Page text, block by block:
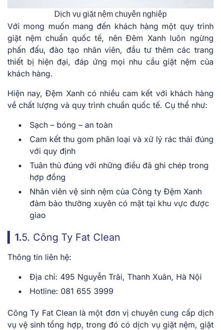
Dịch vụ giặt nệm chuyên nghiệp
Với mong muốn mang đến khách hàng một quy trình
giặt nệm chuẩn quốc tế, nên Đêm Xanh luôn ngừng
phấn đấu, đào tạo nhân viên, đầu tư thêm các trang
thiết bị hiện đại, đáp ứng mọi nhu cầu giặt nệm của
khách hàng.
Hiện nay, Đệm Xanh có nhiều cam kết với khách hàng
về chất lượng và quy trình chuẩn quốc tế. Cụ thể như:
Sạch – bóng – an toàn
Cam kết thu gom phân loại và xử lý rác thải đúng
với quy định
Tuân thủ đúng với những điều đã ghi chép trong
hợp đồng
Nhân viên vệ sinh nệm của Công ty Đệm Xanh
đảm bảo thường xuyên có mặt tại khu vực được
giao
1.5. Công Ty Fat Clean
Thông tin liên hệ:
Địa chỉ: 495 Nguyễn Trãi, Thanh Xuân, Hà Nội
Hotline: 081 655 3999
Công Ty Fat Clean là một đơn vị chuyên cung cấp dịch
vụ vệ sinh tổng hợp, trong đó có dịch vụ giặt nệm, giặt